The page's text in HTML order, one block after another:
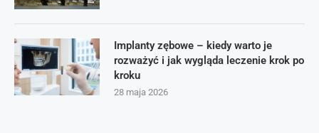
Implanty zębowe – kiedy warto je
rozważyć i jak wygląda leczenie krok po
kroku
28 maja 2026